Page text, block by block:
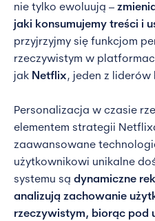
nie tylko ewoluują –
jaki konsumujemy treści i
przyjrzyjmy się funkcjom
rzeczywistym w
jak Netflix, jeden z liderów
Personalizacja w czasie
elementem strategii
zaawansowane
użytkownikowi unikalne
systemu są dynamiczne
analizują zachowanie
rzeczywistym, biorąc pod